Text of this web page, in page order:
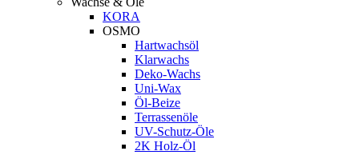
KORA
OSMO
Hartwachsöl
Klarwachs
Deko-Wachs
Uni-Wax
Öl-Beize
Terrassenöle
UV-Schutz-Öle
2K Holz-Öl